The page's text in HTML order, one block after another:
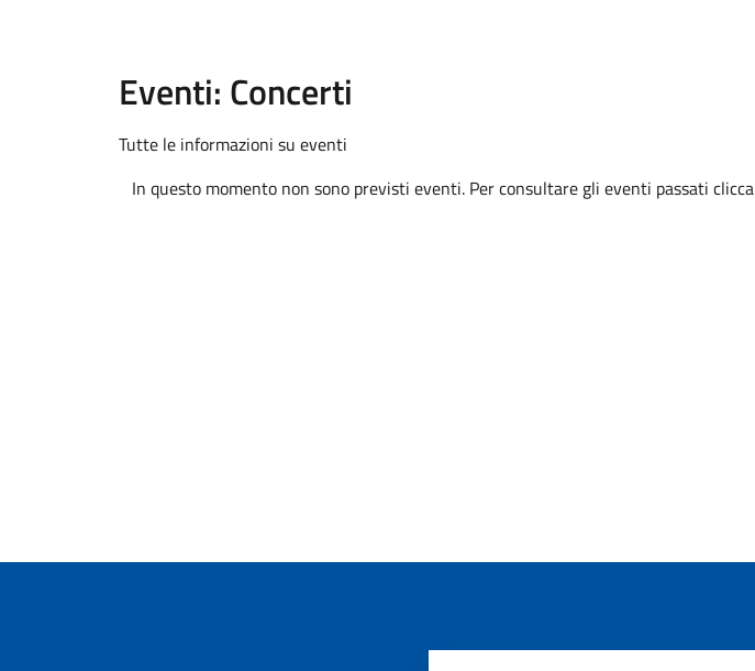
Eventi: Concerti
Tutte le informazioni su eventi
In questo momento non sono previsti eventi. Per consultare gli eventi passati clicca